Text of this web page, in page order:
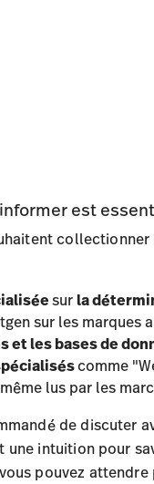
est
surla
sur les marques
et les bases de
comme
lus par les
de discuter
une intuition pour
pouvez